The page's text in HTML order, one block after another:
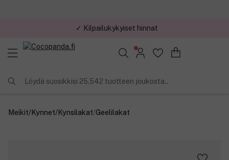
✓ Kilpailukykyiset hinnat
Löydä suosikkisi 25.542 tuotteen joukosta..
Meikit/Kynnet/Kynsilakat/Geelilakat